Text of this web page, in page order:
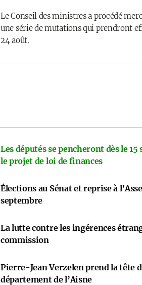
Le Conseil des ministres a procédé
une série de mutations qui prendront
24 août.
Les députés se pencheront dès le
le projet de loi de finances
Élections au Sénat et reprise à
septembre
La lutte contre les ingérences
commission
Pierre-Jean Verzelen prend la tête
département de l’Aisne